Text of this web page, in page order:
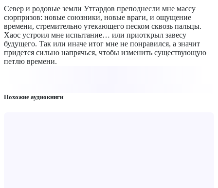
Север и родовые земли Утгардов преподнесли мне массу
сюрпризов: новые союзники, новые враги, и ощущение
времени, стремительно утекающего песком сквозь пальцы.
Хаос устроил мне испытание… или приоткрыл завесу
будущего. Так или иначе итог мне не понравился, а значит
придется сильно напрячься, чтобы изменить существующую
петлю времени.
Похожие аудиокниги